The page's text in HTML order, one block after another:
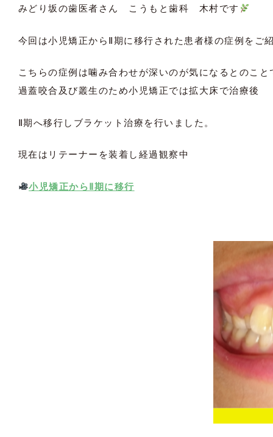
みどり坂の歯医者さん こうもと歯科 木村です
今回は小児矯正からⅡ期に移行された患者様の症例をご
こちらの症例は噛み合わせが深いのが気になるとのこ
過蓋咬合及び叢生のため小児矯正では拡大床で治療後
Ⅱ期へ移行しブラケット治療を行いました。
現在はリテーナーを装着し経過観察中
小児矯正からⅡ期に移行